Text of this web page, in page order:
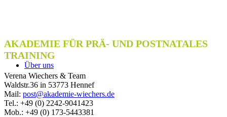
Über uns
AKADEMIE FÜR PRÄ- UND POSTNATALES
TRAINING
Verena Wiechers & Team
Waldstr.36 in 53773 Hennef
Mail: post@akademie-wiechers.de
Tel.: +49 (0) 2242-9041423
Mob.: +49 (0) 173-5443381